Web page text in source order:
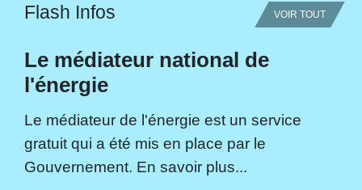
Flash Infos VOIR TOUT
Le médiateur national de
l'énergie
Le médiateur de l'énergie est un service
gratuit qui a été mis en place par le
Gouvernement. En savoir plus...